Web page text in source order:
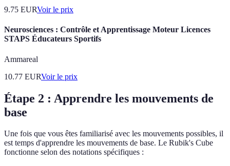
9.75 EURVoir le prix
Neurosciences : Contrôle et Apprentissage Moteur Licences
STAPS Éducateurs Sportifs
Ammareal
10.77 EURVoir le prix
Étape 2 : Apprendre les mouvements de
base
Une fois que vous êtes familiarisé avec les mouvements possibles, il
est temps d'apprendre les mouvements de base. Le Rubik's Cube
fonctionne selon des notations spécifiques :